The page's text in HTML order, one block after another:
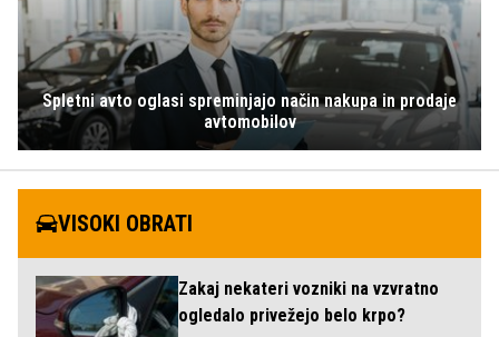
Spletni avto oglasi spreminjajo način nakupa in prodaje
avtomobilov
VISOKI OBRATI
Zakaj nekateri vozniki na vzvratno
ogledalo privežejo belo krpo?